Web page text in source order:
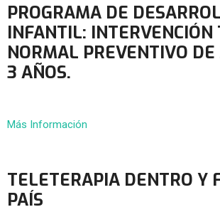
PROGRAMA DE
INFANTIL:
NORMAL PREVENTIVO
3 AÑOS.
Más Información
TELETERAPIA DENTRO Y
PAÍS